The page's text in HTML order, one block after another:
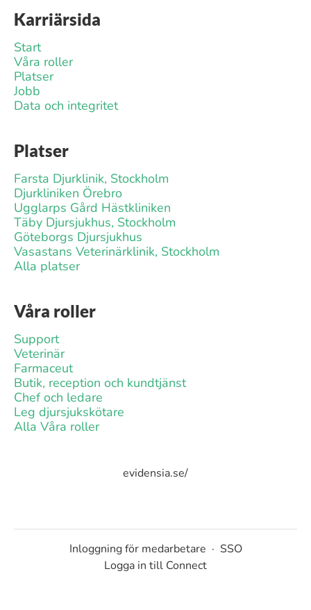
Karriärsida
Start
Våra roller
Platser
Jobb
Data och integritet
Platser
Farsta Djurklinik, Stockholm
Djurkliniken Örebro
Ugglarps Gård Hästkliniken
Täby Djursjukhus, Stockholm
Göteborgs Djursjukhus
Vasastans Veterinärklinik, Stockholm
Alla platser
Våra roller
Support
Veterinär
Farmaceut
Butik, reception och kundtjänst
Chef och ledare
Leg djursjukskötare
Alla Våra roller
evidensia.se/
Inloggning för medarbetare · SSO
Logga in till Connect